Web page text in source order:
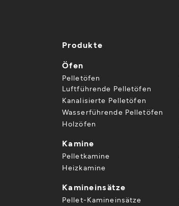
Produkte
Öfen
Pelletöfen
Luftführende Pelletöfen
Kanalisierte Pelletöfen
Wasserführende Pelletöfen
Holzöfen
Kamine
Pelletkamine
Heizkamine
Kamineinsätze
Pellet-Kamineinsätze